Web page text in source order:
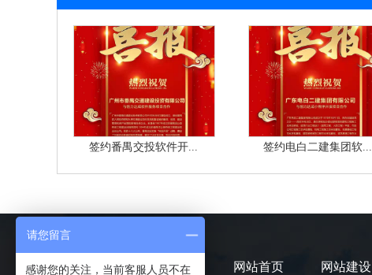
签约番禺交投软件开... 签约电白二建集团软...
网站首页 网站建设
请您留言
感谢您的关注，当前客服人员不在